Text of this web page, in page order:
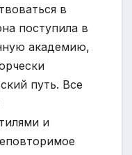
в
поступила в
академию,
путь. Все
и